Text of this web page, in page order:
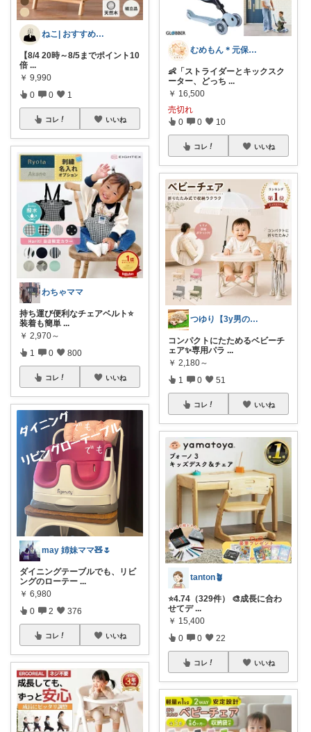
ねこ| おすすめ知育📚＆整う暮らし🏠
【8/4 20時～8/5までポイント10
倍 ...
￥ 9,990
0 0 1
コレ いいね
わちゃママ
持ち運び便利なチェアベルト⭐️
装着も簡単 ...
￥ 2,970～
1 0 800
コレ いいね
may 姉妹ママ🧸🌷
ダイニングテーブルでも、リビ
ングのローテー ...
￥ 6,980
0 2 376
コレ いいね
むめもん＊元保育士のお母さん
👶「ストライダーとキックスク
ーター、どっち ...
￥ 16,500
売切れ
0 0 10
コレ いいね
つゆり【3y男の子🦖ママ】
コンパクトにたためるベビーチ
ェア✨専用パラ ...
￥ 2,180～
1 0 51
コレ いいね
tanton🪴
⭐4.74（329件） 🎨成長に合わ
せてデ ...
￥ 15,400
0 0 22
コレ いいね